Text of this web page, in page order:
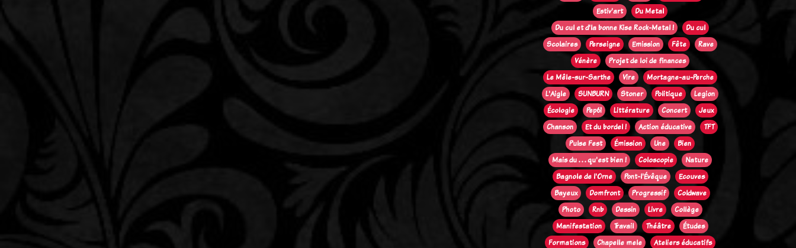
Estiv'art
Du Metal
Du cul et d'la bonne Kise Rock-Metal !
Du cul
Scolaires
Perseigne Emission Fête
Rave
Vénère
Projet de loi de finances
Le Mêle-sur-Sarthe
Vire
Mortagne-au-Perche
L'Aigle
SUNBURN Stoner Politique
Legion
Écologie
Pep61 Littérature Concert
Jeux
Chanson
Et du bordel ! Action éducative
TFT
Pulse Fest
Émission Une
Bien
Mais du . . . qu'est bien !
Coloscopie
Nature
Bagnole de l'Orne
Pont-l'Évêque
Ecouves
Bayeux
Domfront Progressif
Coldwave
Photo
Rnb Dessin Livre
Collège
Manifestation
Travail Théâtre
Études
Formations
Chapelle mele
Ateliers éducatifs